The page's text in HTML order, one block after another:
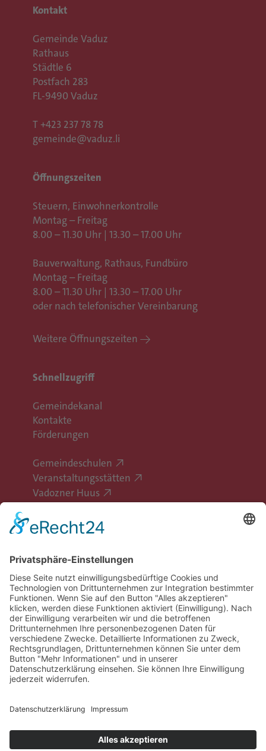
Kontakt
Gemeinde Vaduz
Rathaus
Städtle 6
Postfach 283
FL-9490 Vaduz
T +423 237 78 78
gemeinde@vaduz.li
Öffnungszeiten
Steuern, Einwohnerkontrolle
Montag – Freitag
8.00 – 11.30 Uhr | 13.30 – 17.00 Uhr
Bauverwaltung, Rathaus, Fundbüro
Montag – Freitag
8.00 – 11.30 Uhr | 13.30 – 17.00 Uhr
oder nach telefonischer Vereinbarung
Weitere Öffnungszeiten
Schnellzugriff
Gemeindekanal
Kontakte
Förderungen
Gemeindeschulen
Veranstaltungsstätten
Vadozner Huus